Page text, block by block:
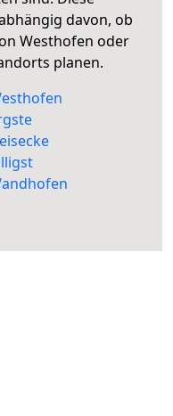
davon, ob
Westhofen oder
planen.